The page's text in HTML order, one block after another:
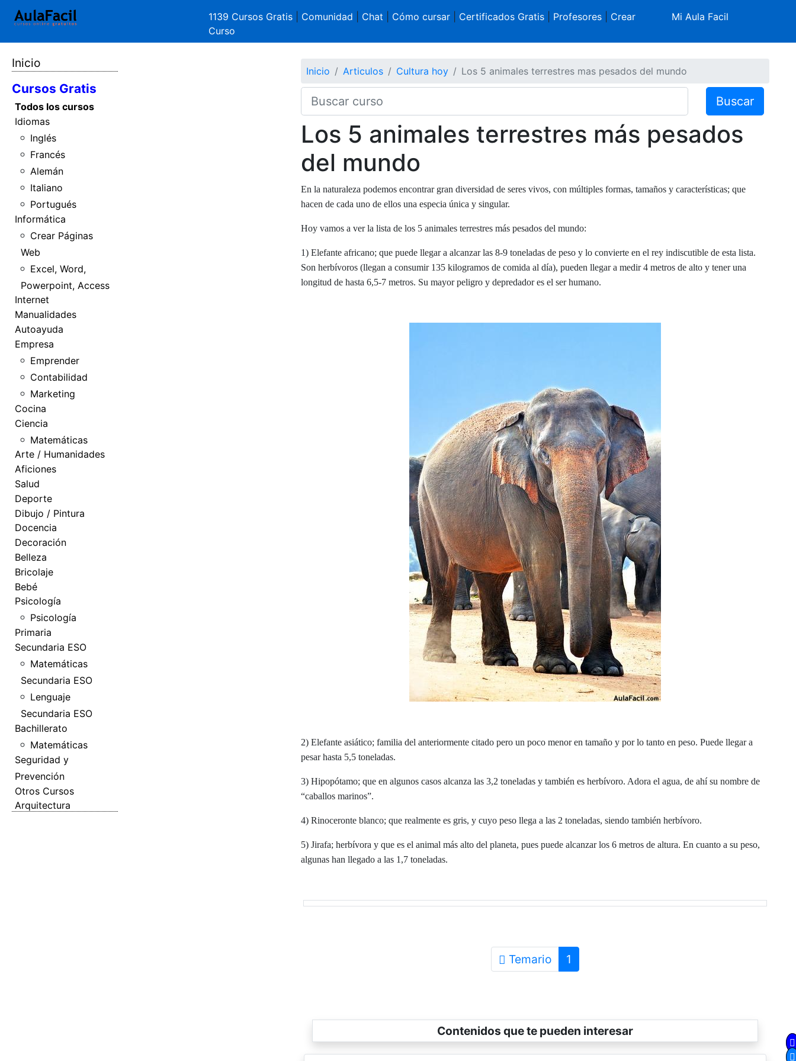
1139 Cursos Gratis Comunidad Chat Cómo cursar| Certificados Gratis| Profesores| Crear
Curso
Mi Aula Facil
Inicio
Cursos Gratis
Todos los cursos
Idiomas
Inglés
Francés
Alemán
Italiano
Portugués
Informática
Crear Páginas
Web
Excel, Word,
Powerpoint, Access
Internet
Manualidades
Autoayuda
Empresa
Emprender
Contabilidad
Marketing
Cocina
Ciencia
Matemáticas
Arte / Humanidades
Aficiones
Salud
Deporte
Dibujo / Pintura
Docencia
Decoración
Belleza
Bricolaje
Bebé
Psicología
Psicología
Primaria
Secundaria ESO
Matemáticas
Secundaria ESO
Lenguaje
Secundaria ESO
Bachillerato
Matemáticas
Seguridad y
Prevención
Otros Cursos
Arquitectura
Inicio Articulos Cultura hoy Los 5 animales terrestres mas pesados del mundo
Buscar
Los 5 animales terrestres más pesados
del mundo
En la naturaleza podemos encontrar gran diversidad de seres vivos, con múltiples formas, tamaños y características; que
hacen de cada uno de ellos una especia única y singular.
Hoy vamos a ver la lista de los 5 animales terrestres más pesados del mundo:
1) Elefante africano; que puede llegar a alcanzar las 8-9 toneladas de peso y lo convierte en el rey indiscutible de esta lista.
Son herbívoros (llegan a consumir 135 kilogramos de comida al día), pueden llegar a medir 4 metros de alto y tener una
longitud de hasta 6,5-7 metros. Su mayor peligro y depredador es el ser humano.
2) Elefante asiático; familia del anteriormente citado pero un poco menor en tamaño y por lo tanto en peso. Puede llegar a
pesar hasta 5,5 toneladas.
3) Hipopótamo; que en algunos casos alcanza las 3,2 toneladas y también es herbívoro. Adora el agua, de ahí su nombre de
“caballos marinos”.
4) Rinoceronte blanco; que realmente es gris, y cuyo peso llega a las 2 toneladas, siendo también herbívoro.
5) Jirafa; herbívora y que es el animal más alto del planeta, pues puede alcanzar los 6 metros de altura. En cuanto a su peso,
algunas han llegado a las 1,7 toneladas.
Temario 1
Contenidos que te pueden interesar